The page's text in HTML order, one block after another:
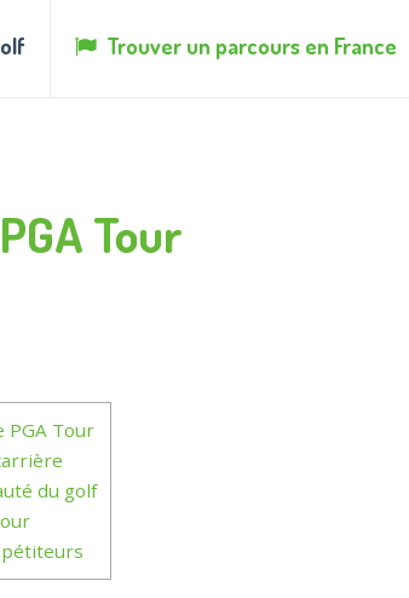
Trouver un parcours en France
Tour
PGA Tour
du golf